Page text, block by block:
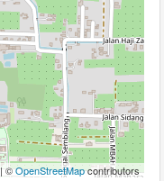
| ©OpenStreetMapcontributors